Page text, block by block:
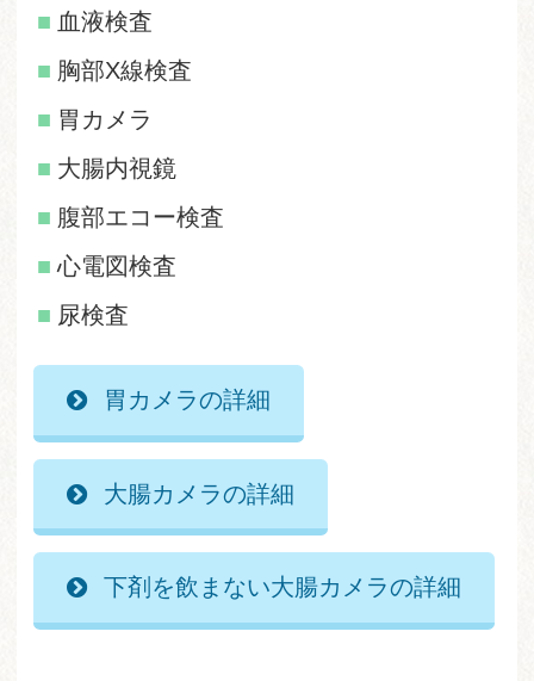
血液検査
胸部X線検査
胃カメラ
大腸内視鏡
腹部エコー検査
心電図検査
尿検査
胃カメラの詳細
大腸カメラの詳細
下剤を飲まない大腸カメラの詳細